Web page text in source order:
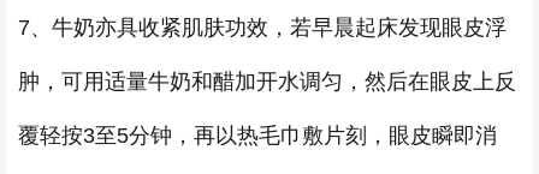
7、牛奶亦具收紧肌肤功效，若早晨起床发现眼皮浮
肿，可用适量牛奶和醋加开水调匀，然后在眼皮上反
覆轻按3至5分钟，再以热毛巾敷片刻，眼皮瞬即消